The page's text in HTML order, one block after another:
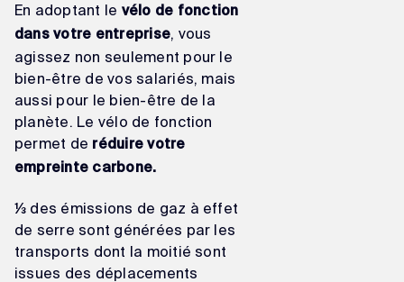
En adoptant le vélo de fonction
dans votre entreprise , vous
agissez non seulement pour le
bien-être de vos salariés, mais
aussi pour le bien-être de la
planète. Le vélo de fonction
permet de réduire votre
empreinte carbone.
⅓ des émissions de gaz à effet
de serre sont générées par les
transports dont la moitié sont
issues des déplacements